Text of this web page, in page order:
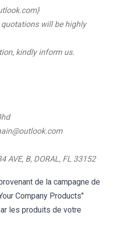
quotations will be highly
kindly inform us.
AVE, B, DORAL, FL 33152
de la campagne de
Company Products"
les produits de votre